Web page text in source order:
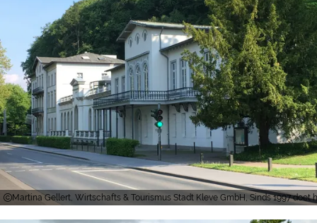
Martina Gellert, Wirtschafts & Tourismus Stadt Kleve GmbH, Sinds 1997